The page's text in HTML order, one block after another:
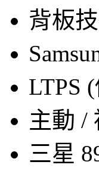
背板
LTPS
主動 /
三星